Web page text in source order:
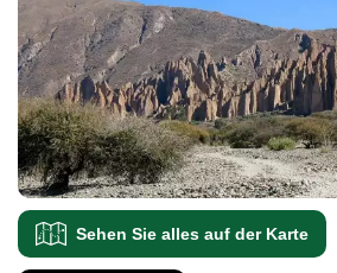
Sehen Sie alles auf der Karte